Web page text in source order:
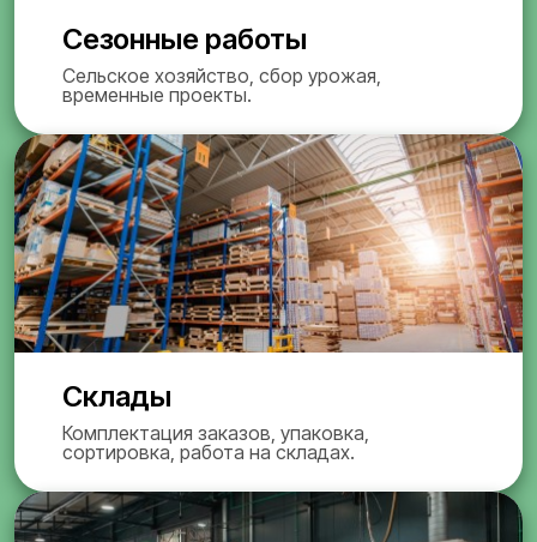
Сезонные работы
Сельское хозяйство, сбор урожая,
временные проекты.
Склады
Комплектация заказов, упаковка,
сортировка, работа на складах.